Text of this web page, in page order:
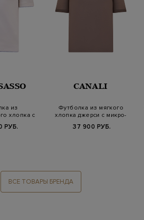
из
хлопка с
РУБ.
CANALI
Футболка из мягкого
хлопка джерси с микро-
37 900 РУБ.
ВСЕ ТОВАРЫ БРЕНДА